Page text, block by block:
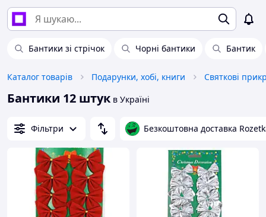
Бантики зі стрічок Чорні бантики Бантик
Каталог товарів Подарунки, хобі, книги Cвяткові
Бантики 12 штук в Україні
Фільтри Безкоштовна доставка